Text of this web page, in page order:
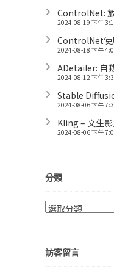
ControlNet:
2024-08-19 下午
ControlNet使
2024-08-18 下午
ADetailer: 自
2024-08-12 下午
Stable
2024-08-06 下午
Kling – 文生
2024-08-06 下午
分類
分
訪客留言